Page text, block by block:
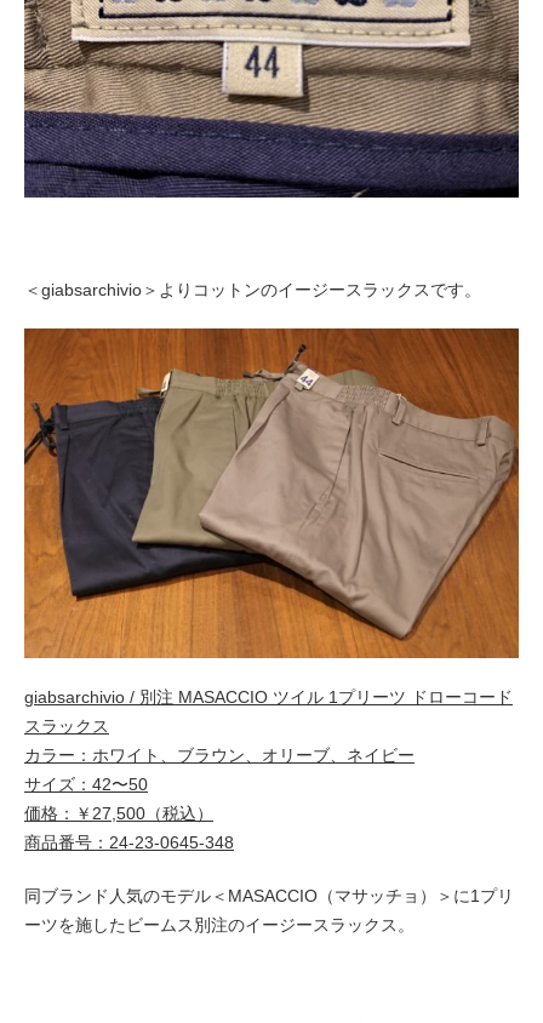
＜giabsarchivio＞よりコットンのイージースラックスです。
giabsarchivio / 別注 MASACCIO ツイル 1プリーツ ドローコード
スラックス
カラー：ホワイト、ブラウン、オリーブ、ネイビー
サイズ：42〜50
価格：￥27,500（税込）
商品番号：24-23-0645-348
同ブランド人気のモデル＜MASACCIO（マサッチョ）＞に1プリ
ーツを施したビームス別注のイージースラックス。